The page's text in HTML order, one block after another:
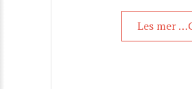
Les mer